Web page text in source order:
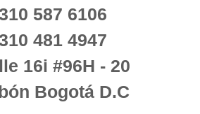
587 6106
481 4947
16i #96H - 20
Bogotá D.C